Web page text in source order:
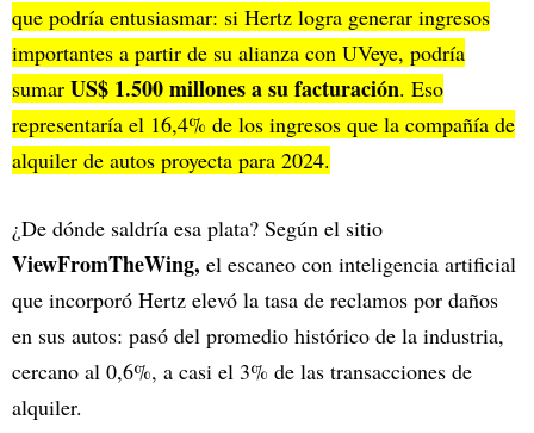
que podría entusiasmar: si Hertz logra generar ingresos
importantes a partir de su alianza con UVeye, podría
sumar US$ 1.500 millones a su facturación. Eso
representaría el 16,4% de los ingresos que la compañía de
alquiler de autos proyecta para 2024.
¿De dónde saldría esa plata? Según el sitio
ViewFromTheWing, el escaneo con inteligencia artificial
que incorporó Hertz elevó la tasa de reclamos por daños
en sus autos: pasó del promedio histórico de la industria,
cercano al 0,6%, a casi el 3% de las transacciones de
alquiler.